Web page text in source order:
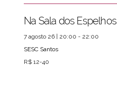
Na Sala dos Espelhos
7 agosto 26 | 20:00 - 22:00
SESC Santos
R$ 12-40